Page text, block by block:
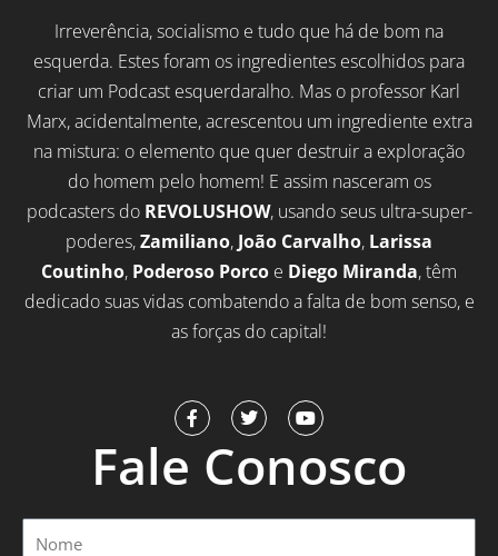
Irreverência, socialismo e tudo que há de bom na
esquerda. Estes foram os ingredientes escolhidos para
criar um Podcast esquerdaralho. Mas o professor Karl
Marx, acidentalmente, acrescentou um ingrediente extra
na mistura: o elemento que quer destruir a exploração
do homem pelo homem! E assim nasceram os
podcasters do REVOLUSHOW, usando seus ultra-super-
poderes,Zamiliano,João Carvalho, Larissa
Coutinho, Poderoso Porco e Diego Miranda, têm
dedicado suas vidas combatendo a falta de bom senso, e
as forças do capital!
F
a
c
o
T
w
i
t
t
r
Y
o
u
t
u
e
Fale Conosco